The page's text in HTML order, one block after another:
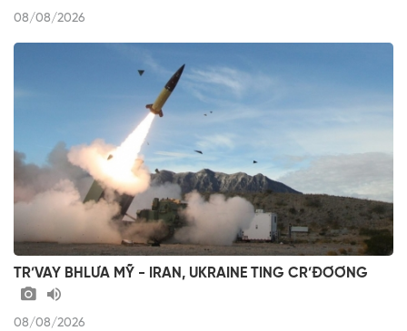
08/08/2026
TR’VAY BHLƯA MỸ - IRAN, UKRAINE TING CR’ĐƠƠNG
08/08/2026